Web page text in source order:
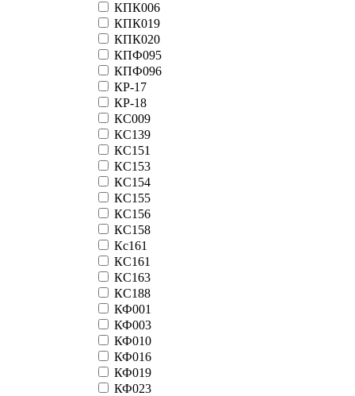
КПК006
КПК019
КПК020
КПФ095
КПФ096
КР-17
КР-18
КС009
КС139
КС151
КС153
КС154
КС155
КС156
КС158
Кс161
КС161
КС163
КС188
КФ001
КФ003
КФ010
КФ016
КФ019
КФ023